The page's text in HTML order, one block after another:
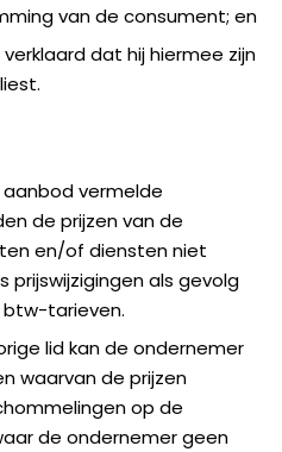
van de consument; en
dat hij hiermee zijn
vermelde
de prijzen van de
en/of diensten niet
prijswijzigingen als gevolg
btw-tarieven.
lid kan de ondernemer
waarvan de prijzen
op de
de ondernemer geen